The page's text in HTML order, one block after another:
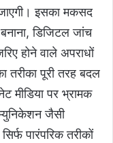
इसका मकसद
डिजिटल जांच
होने वाले अपराधों
तरीका पूरी तरह बदल
मीडिया पर भ्रामक
जैसी
पारंपरिक तरीकों